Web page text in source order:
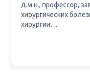
д.м.н., профессор,
хирургических
хирургии…